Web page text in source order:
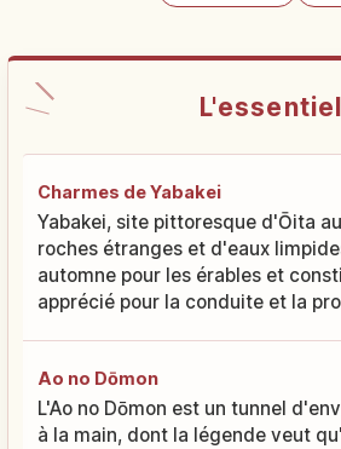
L'essentiel
Charmes de Yabakei
Yabakei, site pittoresque d'Ōita
roches étranges et d'eaux
automne pour les érables et
apprécié pour la conduite et la
Ao no Dōmon
L'Ao no Dōmon est un tunnel
à la main, dont la légende veut